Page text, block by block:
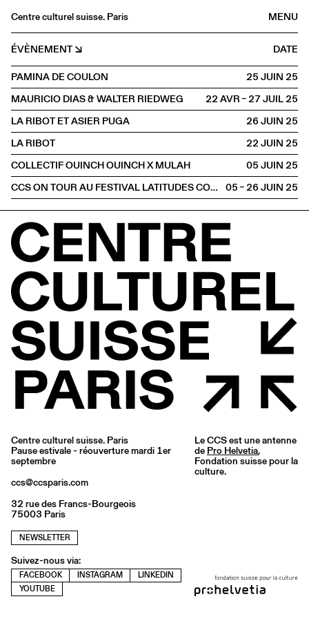
MENU
Centre culturel suisse. Paris
Agenda
Librairie
Buvette
Archives
Médiathèque
Éditions
Informations
FR/EN
HORS LES MURS
ÉVÈNEMENT
DATE
PAMINA DE COULON
25 JUIN2025
MAURICIO DIAS & WALTER RIEDWEG
22 AVR – 27 JUIL2025
LA RIBOT ET ASIER PUGA
26 JUIN2025
LA RIBOT
22 JUIN2025
COLLECTIF OUINCH OUINCH X MULAH
05 JUIN2025
CCS ON TOUR AU FESTIVAL LATITUDES CONTEMPORAINES
05 – 26 JUIN2025
Centre culturel suisse. Paris
Pause estivale - réouverture mardi 1er
septembre
ccs@ccsparis.com
32 rue des Francs-Bourgeois
75003 Paris
NEWSLETTER
Suivez-nous via:
FACEBOOK INSTAGRAM
LINKEDIN
YOUTUBE
Le CCS est une antenne
de Pro Helvetia,
Fondation suisse pour la
culture.